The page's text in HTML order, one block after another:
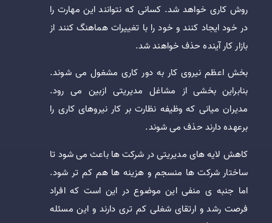
روش کاری خواهد شد. کسانی که نتوانند این مهارت را
در خود ایجاد کنند و خود را با تغییرات هماهنگ کنند از
بازار کار آینده حذف خواهند شد.
بخش اعظم نیروی کار به دور کاری مشغول می شوند.
بنابراین بخشی از مشاغل مدیریتی ازبین می رود.
مدیران میانی که وظیفه نظارت بر کار نیروهای کاری را
برعهده دارند حذف می شوند.
کاهش لایه های مدیریتی در شرکت ها باعث می شود تا
ساختار شرکت ها منسجم و هزینه ها هم کم تر شود.
اما جنبه ی منفی این موضوع در این است که افراد
فرصت رشد و ارتقای شغلی کم تری دارند و این مسئله